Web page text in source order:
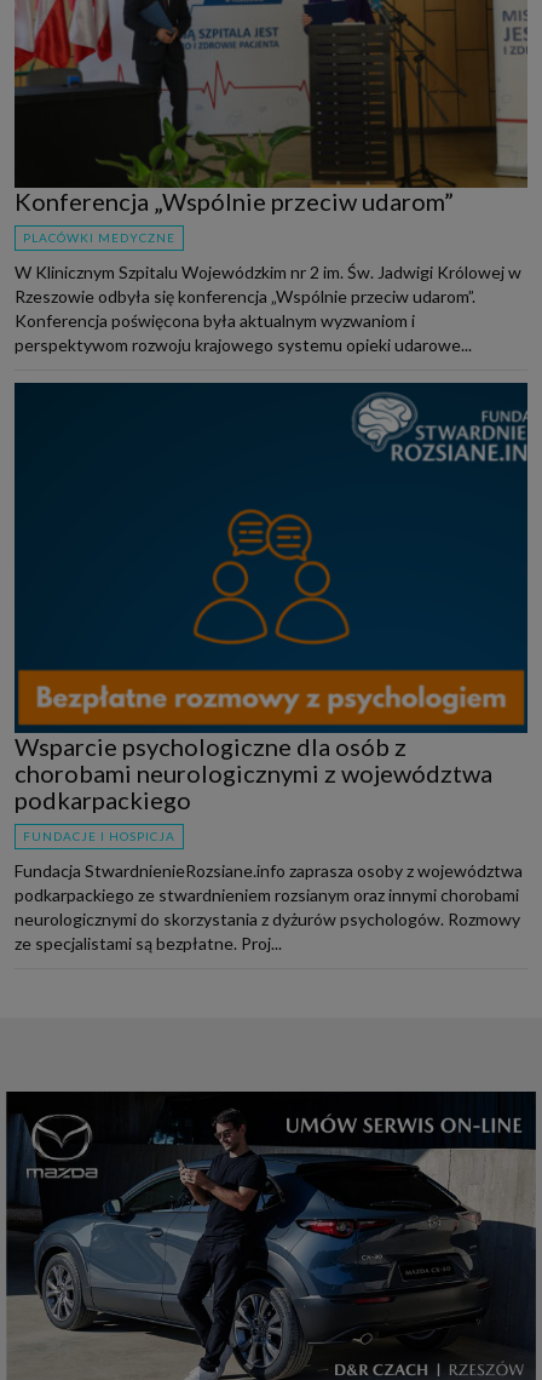
Konferencja „Wspólnie przeciw udarom”
PLACÓWKI MEDYCZNE
W Klinicznym Szpitalu Wojewódzkim nr 2 im. Św. Jadwigi Królowej w
Rzeszowie odbyła się konferencja „Wspólnie przeciw udarom”.
Konferencja poświęcona była aktualnym wyzwaniom i
perspektywom rozwoju krajowego systemu opieki udarowe...
Wsparcie psychologiczne dla osób z
chorobami neurologicznymi z województwa
podkarpackiego
FUNDACJE I HOSPICJA
Fundacja StwardnienieRozsiane.info zaprasza osoby z województwa
podkarpackiego ze stwardnieniem rozsianym oraz innymi chorobami
neurologicznymi do skorzystania z dyżurów psychologów. Rozmowy
ze specjalistami są bezpłatne. Proj...